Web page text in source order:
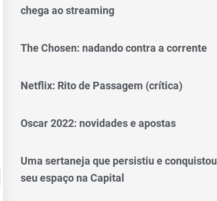
chega ao streaming
The Chosen: nadando contra a corrente
Netflix: Rito de Passagem (crítica)
Oscar 2022: novidades e apostas
Uma sertaneja que persistiu e conquistou
seu espaço na Capital